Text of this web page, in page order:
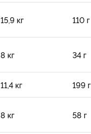
15,9 кг 110 г
8 кг 34 г
11,4 кг 199 г
8 кг 58 г